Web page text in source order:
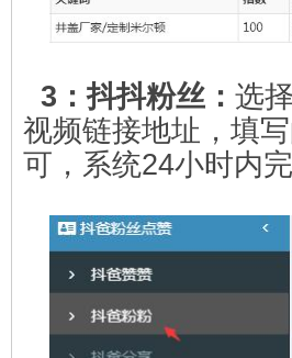
3：抖抖粉丝 ： 选
视频链接地址，填
可，系统24小时内